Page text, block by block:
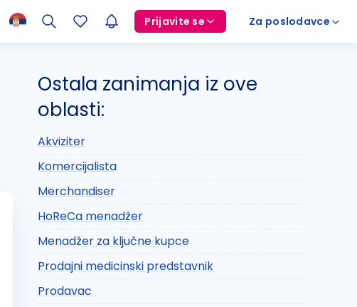
Prijavite se Za poslodavce
Ostala zanimanja iz ove
oblasti:
Akviziter
Komercijalista
Merchandiser
HoReCa menadžer
Menadžer za ključne kupce
Prodajni medicinski predstavnik
Prodavac